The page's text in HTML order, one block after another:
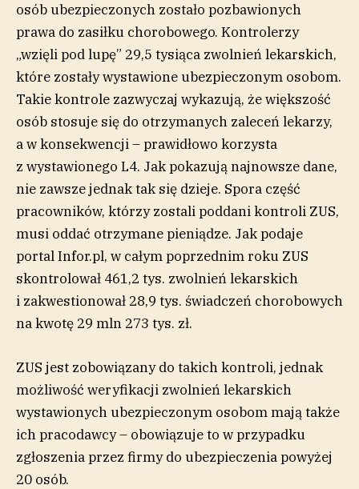
osób ubezpieczonych zostało pozbawionych
prawa do zasiłku chorobowego. Kontrolerzy
„wzięli pod lupę” 29,5 tysiąca zwolnień lekarskich,
które zostały wystawione ubezpieczonym osobom.
Takie kontrole zazwyczaj wykazują, że większość
osób stosuje się do otrzymanych zaleceń lekarzy,
a w konsekwencji – prawidłowo korzysta
z wystawionego L4. Jak pokazują najnowsze dane,
nie zawsze jednak tak się dzieje. Spora część
pracowników, którzy zostali poddani kontroli ZUS,
musi oddać otrzymane pieniądze. Jak podaje
portal Infor.pl, w całym poprzednim roku ZUS
skontrolował 461,2 tys. zwolnień lekarskich
i zakwestionował 28,9 tys. świadczeń chorobowych
na kwotę 29 mln 273 tys. zł.
ZUS jest zobowiązany do takich kontroli, jednak
możliwość weryfikacji zwolnień lekarskich
wystawionych ubezpieczonym osobom mają także
ich pracodawcy – obowiązuje to w przypadku
zgłoszenia przez firmy do ubezpieczenia powyżej
20 osób.